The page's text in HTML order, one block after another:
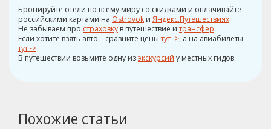
Бронируйте отели по всему миру со скидками и оплачивайте
российскими картами на Ostrovok и Яндекс.Путешествиях
Не забываем про страховку в путешествие итрансфер.
Если хотите взять авто – сравните ценытут ->, а на авиабилеты –
тут ->
В путешествии возьмите одну изэкскурсий у местных гидов.
Похожие статьи